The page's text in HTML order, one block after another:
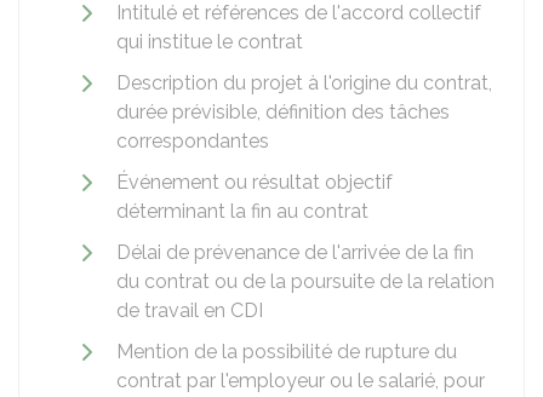
Intitulé et références de l'accord collectif
qui institue le contrat
Description du projet à l'origine du contrat,
durée prévisible, définition des tâches
correspondantes
Événement ou résultat objectif
déterminant la fin au contrat
Délai de prévenance de l'arrivée de la fin
du contrat ou de la poursuite de la relation
de travail en CDI
Mention de la possibilité de rupture du
contrat par l'employeur ou le salarié, pour